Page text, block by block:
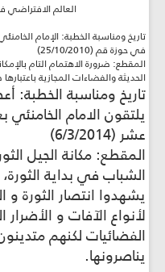
العالم الافتراضي
تاريخ ومناسبة الخطبة: الإمام
في حوزة قم (25/10/2010)
المقطع: ضرورة الاهتمام التام
الحديثة والفضاءات المجازية
تاريخ ومناسبة الخطبة:
يلتقون الامام
عشر (6/3/2014)
المقطع: مكانة الجيل
الشباب في بداية
يشهدوا انتصار الثورة و
لأنواع الآفات و الأضرار
الفضائيات لكنهم
يناصرونها.